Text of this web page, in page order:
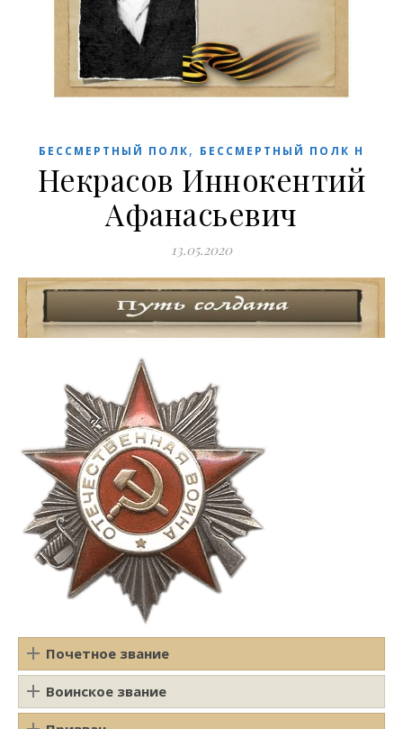
БЕССМЕРТНЫЙ ПОЛК, БЕССМЕРТНЫЙ ПОЛК Н
Некрасов Иннокентий
Афанасьевич
13.05.2020
Почетное звание
Воинское звание